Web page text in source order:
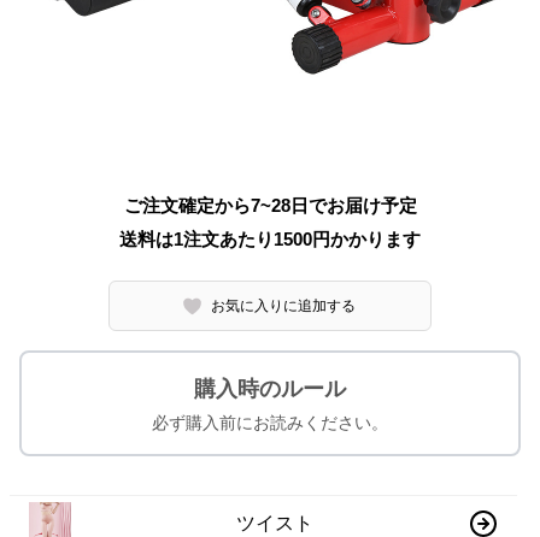
ご注文確定から7~28日でお届け予定
送料は1注文あたり 1500円かかります
お気に入りに追加する
購入時のルール
必ず購入前にお読みください。
ツイスト